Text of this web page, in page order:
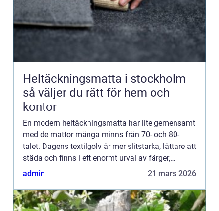
Heltäckningsmatta i stockholm
så väljer du rätt för hem och
kontor
En modern heltäckningsmatta har lite gemensamt
med de mattor många minns från 70- och 80-
talet. Dagens textilgolv är mer slitstarka, lättare att
städa och finns i ett enormt urval av färger,
strukturer och kvalitetsnivåer. För den som letar
admin 21 mars 2026